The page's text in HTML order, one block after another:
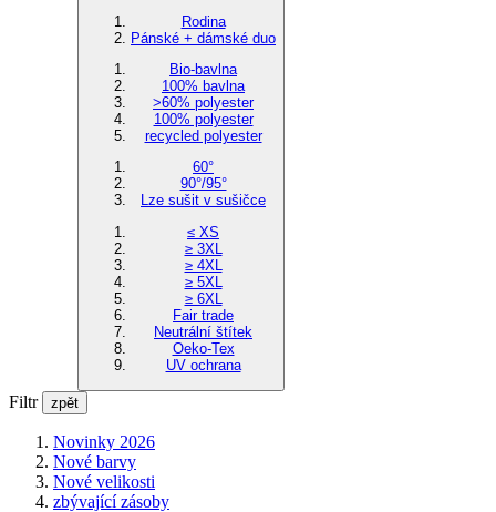
Rodina
Pánské + dámské duo
Bio-bavlna
100% bavlna
>60% polyester
100% polyester
recycled polyester
60°
90°/95°
Lze sušit v sušičce
≤ XS
≥ 3XL
≥ 4XL
≥ 5XL
≥ 6XL
Fair trade
Neutrální štítek
Oeko-Tex
UV ochrana
Filtr zpět
Novinky 2026
Nové barvy
Nové velikosti
zbývající zásoby